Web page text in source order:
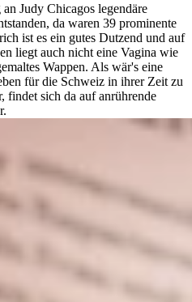
Judy Chicagos legendäre
da waren 39 prominente
ist es ein gutes Dutzend und auf
liegt auch nicht eine Vagina wie
Wappen. Als wär's eine
für die Schweiz in ihrer Zeit zu
findet sich da auf anrührende